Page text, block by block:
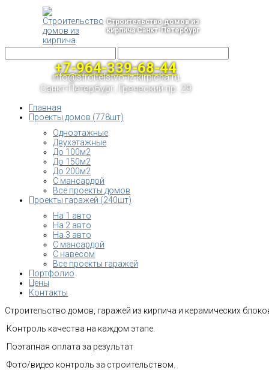
Строительство домов из
кирпича Санкт-Петербург
+7-964-339-68-44
info@stroitelstvo-iz-kirpicha.ru
Санкт-Петербург, Греческий пр. 29
Главная
Проекты домов (778шт)
Одноэтажные
Двухэтажные
До 100м2
До 150м2
До 200м2
С мансардой
Все проекты домов
Проекты гаражей (240шт)
На 1 авто
На 2 авто
На 3 авто
С мансардой
С навесом
Все проекты гаражей
Портфолио
Цены
Контакты
Строительство домов, гаражей из кирпича и керамических
Контроль качества на каждом этапе.
Поэтапная оплата за результат
Фото/видео контроль за строительством.